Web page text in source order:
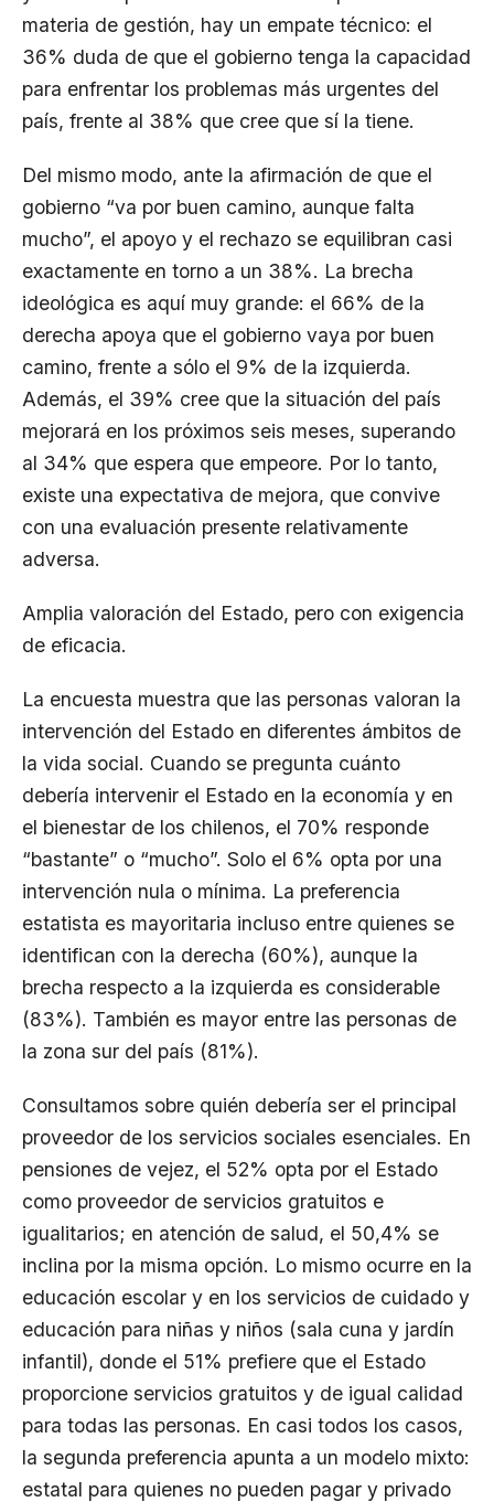
materia de gestión, hay un empate técnico: el
36% duda de que el gobierno tenga la capacidad
para enfrentar los problemas más urgentes del
país, frente al 38% que cree que sí la tiene.
Del mismo modo, ante la afirmación de que el
gobierno “va por buen camino, aunque falta
mucho”, el apoyo y el rechazo se equilibran casi
exactamente en torno a un 38%. La brecha
ideológica es aquí muy grande: el 66% de la
derecha apoya que el gobierno vaya por buen
camino, frente a sólo el 9% de la izquierda.
Además, el 39% cree que la situación del país
mejorará en los próximos seis meses, superando
al 34% que espera que empeore. Por lo tanto,
existe una expectativa de mejora, que convive
con una evaluación presente relativamente
adversa.
Amplia valoración del Estado, pero con exigencia
de eficacia.
La encuesta muestra que las personas valoran la
intervención del Estado en diferentes ámbitos de
la vida social. Cuando se pregunta cuánto
debería intervenir el Estado en la economía y en
el bienestar de los chilenos, el 70% responde
“bastante” o “mucho”. Solo el 6% opta por una
intervención nula o mínima. La preferencia
estatista es mayoritaria incluso entre quienes se
identifican con la derecha (60%), aunque la
brecha respecto a la izquierda es considerable
(83%). También es mayor entre las personas de
la zona sur del país (81%).
Consultamos sobre quién debería ser el principal
proveedor de los servicios sociales esenciales. En
pensiones de vejez, el 52% opta por el Estado
como proveedor de servicios gratuitos e
igualitarios; en atención de salud, el 50,4% se
inclina por la misma opción. Lo mismo ocurre en la
educación escolar y en los servicios de cuidado y
educación para niñas y niños (sala cuna y jardín
infantil), donde el 51% prefiere que el Estado
proporcione servicios gratuitos y de igual calidad
para todas las personas. En casi todos los casos,
la segunda preferencia apunta a un modelo mixto:
estatal para quienes no pueden pagar y privado